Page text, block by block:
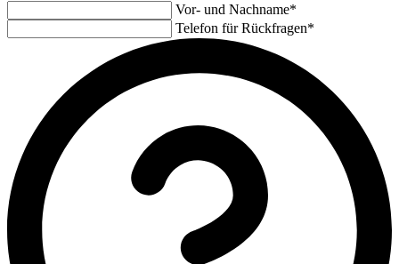
Vor- und Nachname*
Telefon für Rückfragen*